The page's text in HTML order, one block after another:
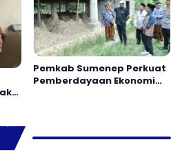
Pemkab Sumenep Perkuat
Pemberdayaan Ekonomi